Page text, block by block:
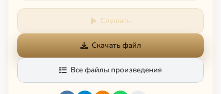
Слушать
Скачать файл
Все файлы произведения